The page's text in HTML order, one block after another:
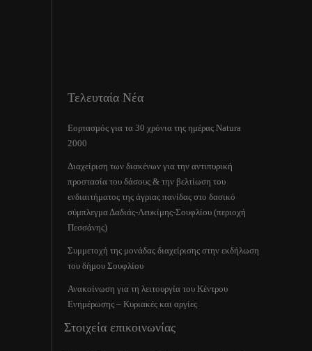
Τελευταία Νέα
Εορτασμός για τα 30 χρόνια της ημέρας Natura
2000
Διαχείριση των διακένων για την αντιπυρική
προστασία του δάσους & την βελτίωση του
ενδιαιτήματος της άγριας πανίδας στο δασικό
σύμπλεγμα Δαδιάς-Λευκίμης-Σουφλίου (περιοχή
Πεσσάνης)
Συμμετοχή της μονάδας διαχείρισης στην εκδήλωση
του δήμου Σουφλίου
Ανακοίνωση για τη λειτουργία του Κέντρου
Ενημέρωσης – Κυριακές και αργίες
Στοιχεία επικοινωνίας